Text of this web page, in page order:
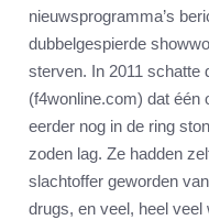
nieuwsprogramma’s
dubbelgespierde
sterven. In 2011 schatte
(f4wonline.com) dat één
eerder nog in de ring
zoden lag. Ze hadden
slachtoffer geworden
drugs, en veel, heel